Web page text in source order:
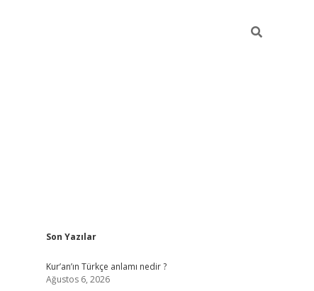
Sidebar
Son Yazılar
Kur’an’ın Türkçe anlamı nedir ?
Ağustos 6, 2026